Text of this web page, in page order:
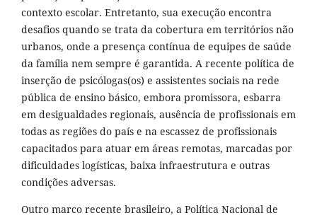
contexto escolar. Entretanto, sua execução encontra
desafios quando se trata da cobertura em territórios não
urbanos, onde a presença contínua de equipes de saúde
da família nem sempre é garantida. A recente política de
inserção de psicólogas(os) e assistentes sociais na rede
pública de ensino básico, embora promissora, esbarra
em desigualdades regionais, ausência de profissionais em
todas as regiões do país e na escassez de profissionais
capacitados para atuar em áreas remotas, marcadas por
dificuldades logísticas, baixa infraestrutura e outras
condições adversas.
Outro marco recente brasileiro, a Política Nacional de